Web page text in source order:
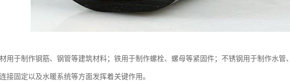
用于制作钢筋、钢管等建筑材料；铁用于制作螺栓、螺母等紧固件；不锈钢用于制作水管
接固定以及水暖系统等方面发挥着关键作用。